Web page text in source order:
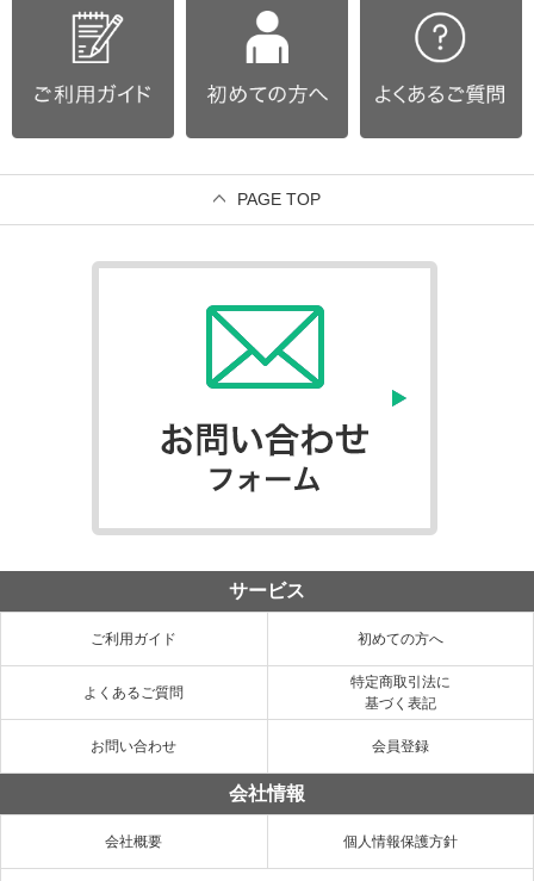
PAGE TOP
サービス
ご利用ガイド 初めての方へ
よくあるご質問
特定商取引法に
基づく表記
お問い合わせ 会員登録
会社情報
会社概要 個人情報保護方針